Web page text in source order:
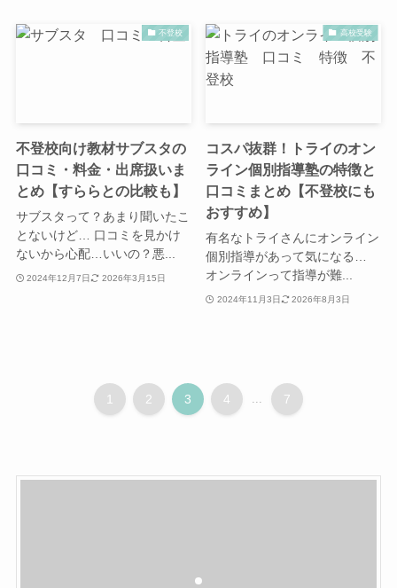
不登校
不登校向け教材サブスタの
口コミ・料金・出席扱いま
とめ【すららとの比較も】
サブスタって？あまり聞いたこ
とないけど… 口コミを見かけ
ないから心配…いいの？悪...
2024年12月7日 2026年3月15日
高校受験
コスパ抜群！トライのオン
ライン個別指導塾の特徴と
口コミまとめ【不登校にも
おすすめ】
有名なトライさんにオンライン
個別指導があって気になる…
オンラインって指導が難...
2024年11月3日 2026年8月3日
1 2 3 4 7